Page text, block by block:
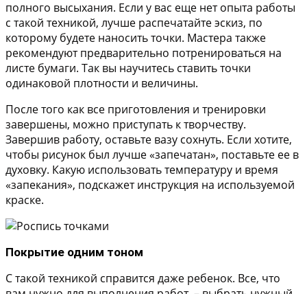
полного высыхания. Если у вас еще нет опыта работы
с такой техникой, лучше распечатайте эскиз, по
которому будете наносить точки. Мастера также
рекомендуют предварительно потренироваться на
листе бумаги. Так вы научитесь ставить точки
одинаковой плотности и величины.
После того как все приготовления и тренировки
завершены, можно приступать к творчеству.
Завершив работу, оставьте вазу сохнуть. Если хотите,
чтобы рисунок был лучше «запечатан», поставьте ее в
духовку. Какую использовать температуру и время
«запекания», подскажет инструкция на используемой
краске.
Покрытие одним тоном
С такой техникой справится даже ребенок. Все, что